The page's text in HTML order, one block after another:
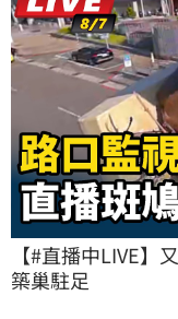
【#直播中LIVE】
築巢駐足